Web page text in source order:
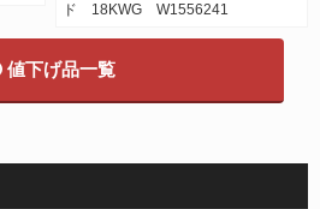
ド 18KWG W1556241
値下げ品一覧